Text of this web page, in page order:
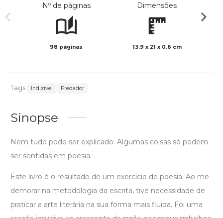
Nº de páginas
98 páginas
Dimensões
13.9 x 21 x 0.6 cm
Tags: Indizível Predador
Sinopse
Nem tudo pode ser explicado. Algumas coisas só podem
ser sentidas em poesia.
Este livro é o resultado de um exercício de poesia. Ao me
demorar na metodologia da escrita, tive necessidade de
praticar a arte literária na sua forma mais fluida. Foi uma